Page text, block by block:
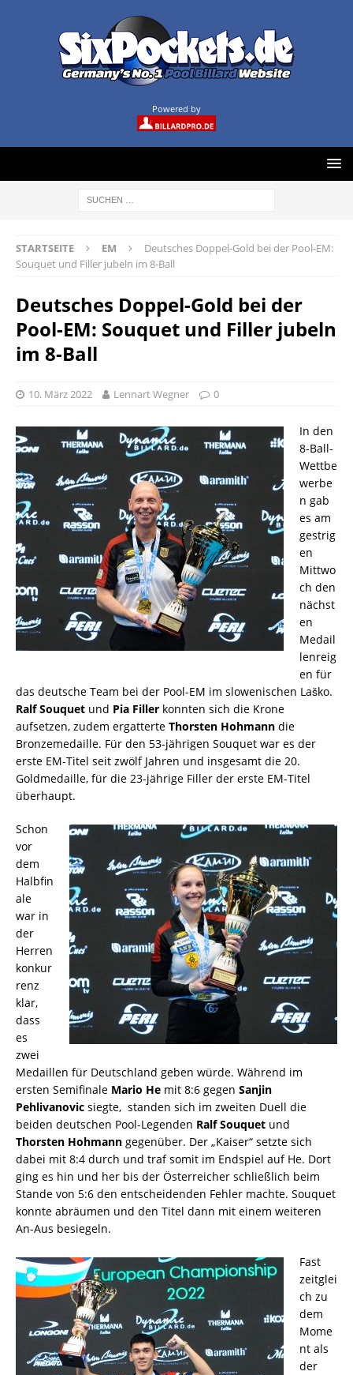
Powered by
STARTSEITE EM
Deutsches Doppel-Gold bei der Pool-EM:
Souquet und Filler jubeln im 8-Ball
Deutsches Doppel-Gold bei der
Pool-EM: Souquet und Filler jubeln
im 8-Ball
10. März 2022 Lennart Wegner 0
In den
8-Ball-
Wettbe
werbe
n gab
es am
gestrig
en
Mittwo
ch den
nächst
en
Medail
lenreig
en für
das deutsche Team bei der Pool-EM im slowenischen Laško.
Ralf Souquet und Pia Filler konnten sich die Krone
aufsetzen, zudem ergatterte Thorsten Hohmann die
Bronzemedaille. Für den 53-jährigen Souquet war es der
erste EM-Titel seit zwölf Jahren und insgesamt die 20.
Goldmedaille, für die 23-jährige Filler der erste EM-Titel
überhaupt.
Schon
vor
dem
Halbfin
ale
war in
der
Herren
konkur
renz
klar,
dass
es
zwei
Medaillen für Deutschland geben würde. Während im
ersten Semifinale Mario He mit 8:6 gegen Sanjin
Pehlivanovic siegte, standen sich im zweiten Duell die
beiden deutschen Pool-Legenden Ralf Souquet und
Thorsten Hohmann gegenüber. Der „Kaiser“ setzte sich
dabei mit 8:4 durch und traf somit im Endspiel auf He. Dort
ging es hin und her bis der Österreicher schließlich beim
Stande von 5:6 den entscheidenden Fehler machte. Souquet
konnte abräumen und den Titel dann mit einem weiteren
An-Aus besiegeln.
Fast
zeitglei
ch zu
dem
Mome
nt als
der